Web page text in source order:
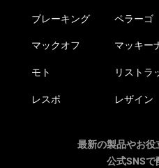
ブレーキング ペラーゴ
マックオフ マッキー
モト リストラ
レスポ レザイン
最新の製品やお役
公式SNSで